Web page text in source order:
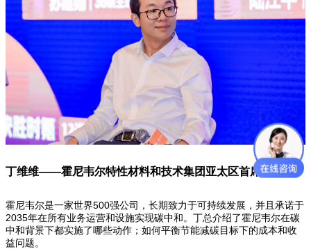
丁维维——霍尼韦尔特性材料和技术集团亚太区首席技术官
霍尼韦尔是一家世界500强公司，长期致力于可持续发展，并且承诺于
2035年在所有业务运营和设施实现碳中和。丁总介绍了霍尼韦尔在碳
中和背景下都实施了哪些动作；如何平衡节能减碳目标下的成本和收
益问题。